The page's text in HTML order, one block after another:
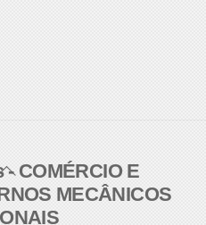
Back
To
Top
COMÉRCIO E
MECÂNICOS